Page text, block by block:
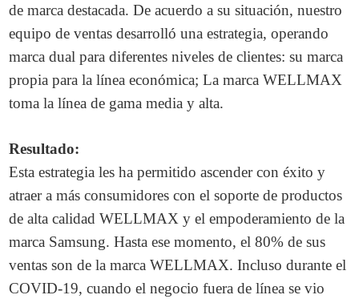
de marca destacada. De acuerdo a su situación, nuestro
equipo de ventas desarrolló una estrategia, operando
marca dual para diferentes niveles de clientes: su marca
propia para la línea económica; La marca WELLMAX
toma la línea de gama media y alta.
Resultado:
Esta estrategia les ha permitido ascender con éxito y
atraer a más consumidores con el soporte de productos
de alta calidad WELLMAX y el empoderamiento de la
marca Samsung. Hasta ese momento, el 80% de sus
ventas son de la marca WELLMAX. Incluso durante el
COVID-19, cuando el negocio fuera de línea se vio